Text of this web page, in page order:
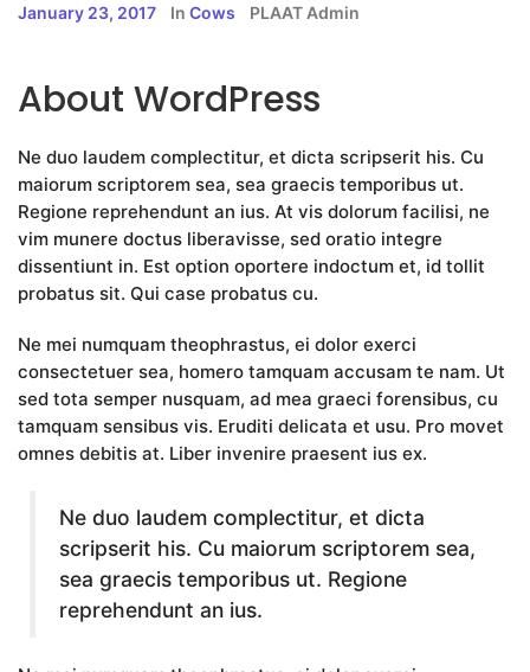
January 23, 2017 In Cows PLAAT Admin
About WordPress
Ne duo laudem complectitur, et dicta scripserit his. Cu
maiorum scriptorem sea, sea graecis temporibus ut.
Regione reprehendunt an ius. At vis dolorum facilisi, ne
vim munere doctus liberavisse, sed oratio integre
dissentiunt in. Est option oportere indoctum et, id tollit
probatus sit. Qui case probatus cu.
Ne mei numquam theophrastus, ei dolor exerci
consectetuer sea, homero tamquam accusam te nam. Ut
sed tota semper nusquam, ad mea graeci forensibus, cu
tamquam sensibus vis. Eruditi delicata et usu. Pro movet
omnes debitis at. Liber invenire praesent ius ex.
Ne duo laudem complectitur, et dicta
scripserit his. Cu maiorum scriptorem sea,
sea graecis temporibus ut. Regione
reprehendunt an ius.